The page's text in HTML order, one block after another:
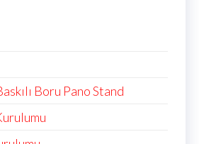
Boru Pano Stand